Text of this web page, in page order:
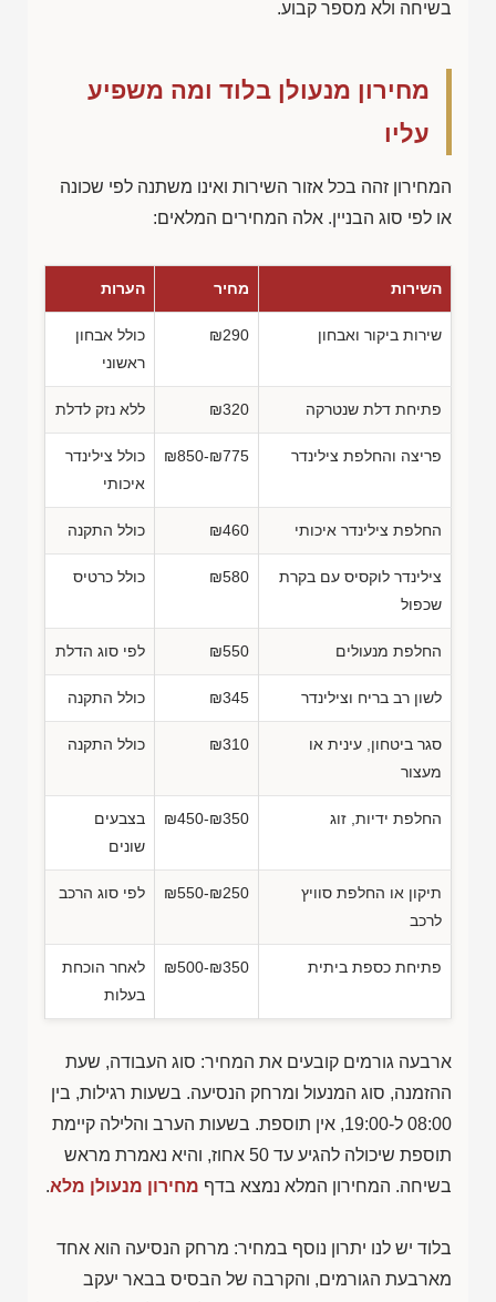
בשיחה ולא מספר קבוע.
מחירון מנעולן בלוד ומה משפיע
עליו
המחירון זהה בכל אזור השירות ואינו משתנה לפי שכונה
או לפי סוג הבניין. אלה המחירים המלאים:
השירות מחיר הערות
שירות ביקור ואבחון ₪290
כולל אבחון
ראשוני
פתיחת דלת שנטרקה ₪320 ללא נזק לדלת
פריצה והחלפת צילינדר ₪850-₪775
כולל צילינדר
איכותי
החלפת צילינדר איכותי ₪460 כולל התקנה
צילינדר לוקסיס עם בקרת
שכפול
₪580 כולל כרטיס
החלפת מנעולים ₪550 לפי סוג הדלת
לשון רב בריח וצילינדר ₪345 כולל התקנה
סגר ביטחון, עינית או
מעצור
₪310 כולל התקנה
החלפת ידיות, זוג ₪450-₪350
בצבעים
שונים
תיקון או החלפת סוויץ
לרכב
₪550-₪250 לפי סוג הרכב
פתיחת כספת ביתית ₪500-₪350
לאחר הוכחת
בעלות
ארבעה גורמים קובעים את המחיר: סוג העבודה, שעת
ההזמנה, סוג המנעול ומרחק הנסיעה. בשעות רגילות, בין
08:00 ל-19:00, אין תוספת. בשעות הערב והלילה קיימת
תוספת שיכולה להגיע עד 50 אחוז, והיא נאמרת מראש
בשיחה. המחירון המלא נמצא בדף מחירון מנעולן מלא.
בלוד יש לנו יתרון נוסף במחיר: מרחק הנסיעה הוא אחד
מארבעת הגורמים, והקרבה של הבסיס בבאר יעקב